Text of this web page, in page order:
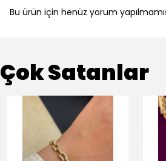
Bu ürün için henüz yorum
Çok Satanlar